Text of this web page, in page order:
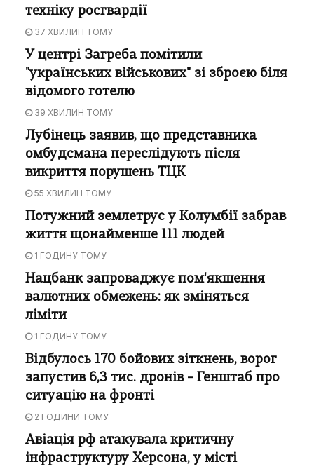
техніку росгвардії
37 ХВИЛИН ТОМУ
У центрі Загреба помітили
"українських військових" зі зброєю біля
відомого готелю
39 ХВИЛИН ТОМУ
Лубінець заявив, що представника
омбудсмана переслідують після
викриття порушень ТЦК
55 ХВИЛИН ТОМУ
Потужний землетрус у Колумбії забрав
життя щонайменше 111 людей
1 ГОДИНУ ТОМУ
Нацбанк запроваджує пом'якшення
валютних обмежень: як зміняться
ліміти
1 ГОДИНУ ТОМУ
Відбулось 170 бойових зіткнень, ворог
запустив 6,3 тис. дронів – Генштаб про
ситуацію на фронті
2 ГОДИНИ ТОМУ
Авіація рф атакувала критичну
інфраструктуру Херсона, у місті